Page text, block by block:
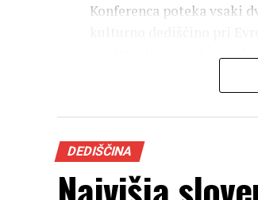
Konferenca poteka vsaki
predstavitev novih
DEDIŠČINA